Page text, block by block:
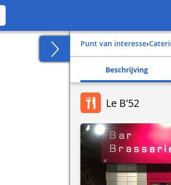
Punt van interesse›
Beschrijving
Le B'52